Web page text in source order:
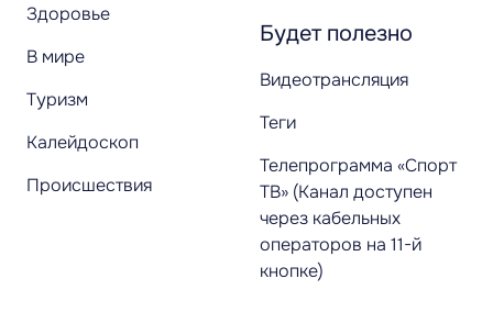
Здоровье
В мире
Туризм
Калейдоскоп
Происшествия
Будет полезно
Видеотрансляция
Теги
Телепрограмма «Спорт
ТВ» (Канал доступен
через кабельных
операторов на 11-й
кнопке)